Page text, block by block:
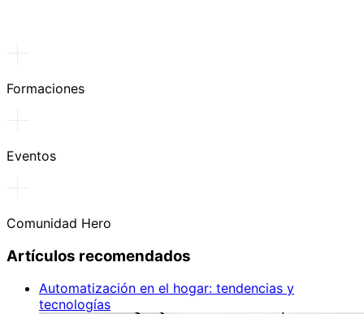
Formaciones
Eventos
Comunidad Hero
Artículos recomendados
Automatización en el hogar: tendencias y
tecnologías